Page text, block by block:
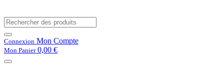
Connexion Mon Compte
Mon Panier 0,00 €